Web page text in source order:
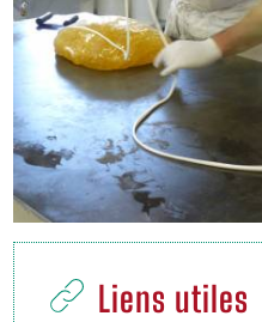
Liens utiles